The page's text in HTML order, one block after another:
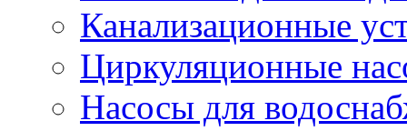
Канализационные
Циркуляционные
Насосы для